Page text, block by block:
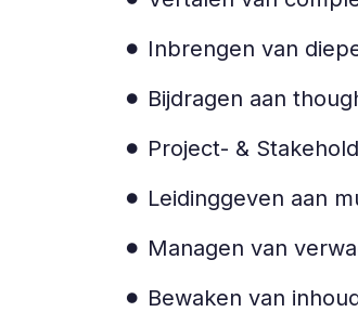
Inbrengen van
Bijdragen aan
Project- &
Leidinggeven aan
Managen van
Bewaken van